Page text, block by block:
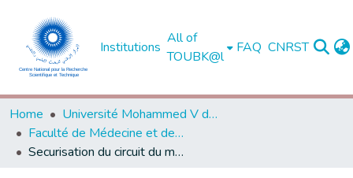
Institutions
All of
TOUBK@l
FAQ CNRST
Home
Université Mohammed V de Rabat
Faculté de Médecine et de Pharmacie - Rabat
Securisation du circuit du medicament en milieu hospitalier : Experience dans les accidents vasculaires cerebraux ischemiques